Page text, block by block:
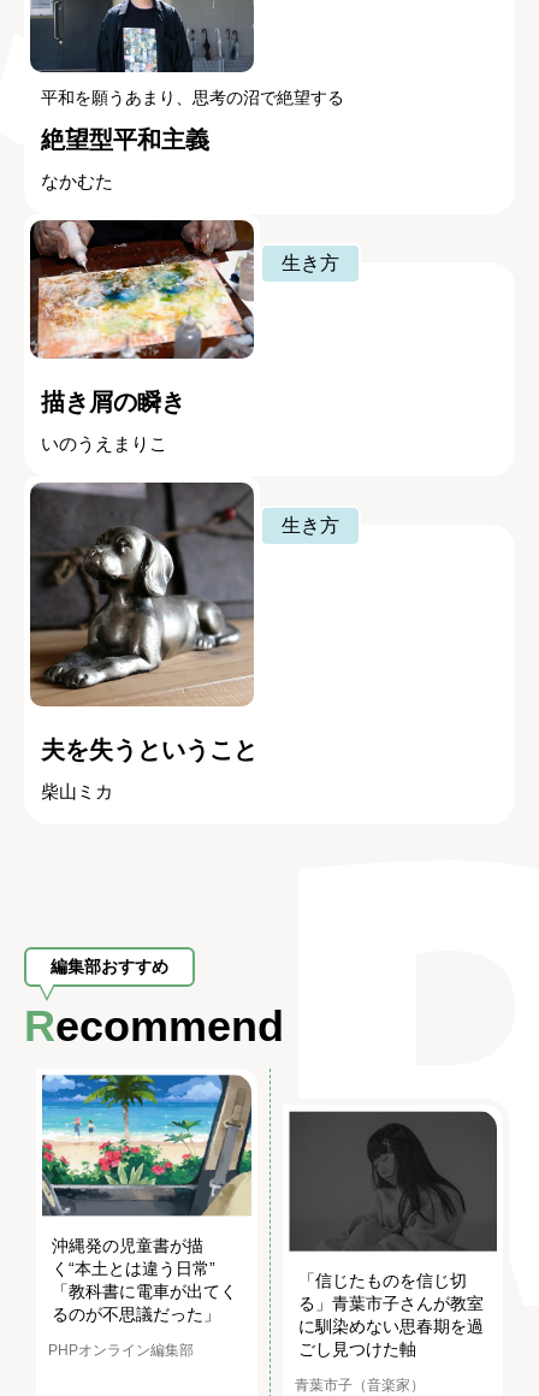
平和を願うあまり、思考の沼で絶望する
絶望型平和主義
なかむた
生き方
描き屑の瞬き
いのうえまりこ
生き方
夫を失うということ
柴山ミカ
編集部おすすめ
Recommend
沖縄発の児童書が描
く“本土とは違う日常”
「教科書に電車が出てく
るのが不思議だった」
PHPオンライン編集部
「信じたものを信じ切
る」青葉市子さんが教室
に馴染めない思春期を過
ごし見つけた軸
青葉市子（音楽家）